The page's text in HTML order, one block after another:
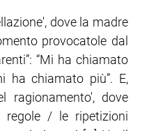
dove la madre
provocatole dal
“Mi ha chiamato
chiamato più”. E,
ragionamento', dove
regole / le ripetizioni